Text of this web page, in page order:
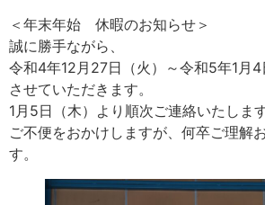
＜年末年始 休暇のお知らせ＞
誠に勝手ながら、
令和4年12月27日（火）～令和5年1月4
させていただきます。
1月5日（木）より順次ご連絡いたします
ご不便をおかけしますが、何卒ご理解
す。